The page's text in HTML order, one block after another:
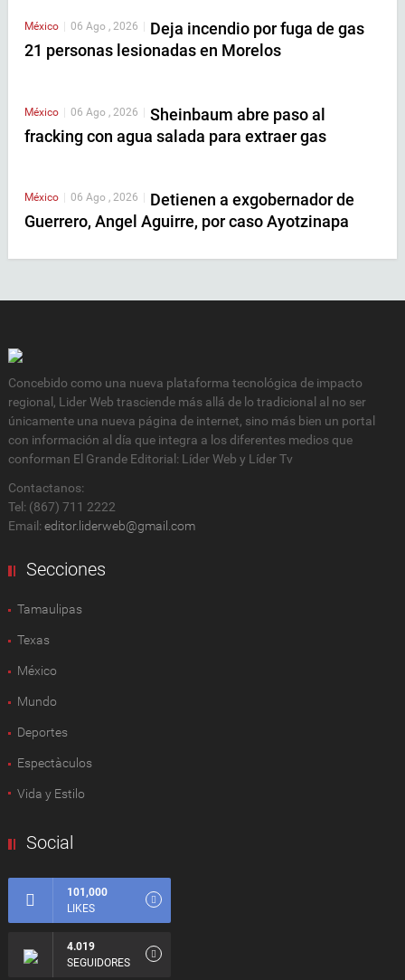
México 06 Ago , 2026
Deja incendio por fuga de gas
21 personas lesionadas en Morelos
México | 06 Ago , 2026 | Sheinbaum abre paso al
fracking con agua salada para extraer gas
México 06 Ago , 2026
Detienen a exgobernador de
Guerrero, Angel Aguirre, por caso Ayotzinapa
Concebido como una nueva plataforma tecnológica de impacto
regional, Lider Web trasciende más allá de lo tradicional al no ser
únicamente una nueva página de internet, sino más bien un portal
con información al día que integra a los diferentes medios que
conforman El Grande Editorial: Líder Web y Líder Tv
Contactanos:
Tel: (867) 711 2222
Email: editor.liderweb@gmail.com
Secciones
Tamaulipas
Texas
México
Mundo
Deportes
Espectàculos
Vida y Estilo
Social
101,000
LIKES
4.019
SEGUIDORES